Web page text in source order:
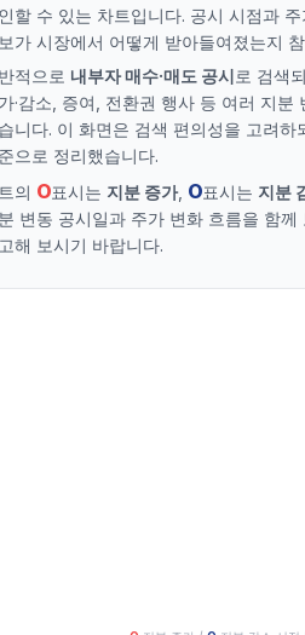
할 수 있는 차트입니다. 공시 시점과
가 시장에서 어떻게 받아들여졌는지
적으로 내부자 매수·매도 공시로 검색
·감소, 증여, 전환권 행사 등 여러 지분
니다. 이 화면은 검색 편의성을 고려하
으로 정리했습니다.
의 O표시는 지분 증가, O표시는 지분
변동 공시일과 주가 변화 흐름을 함
해 보시기 바랍니다.